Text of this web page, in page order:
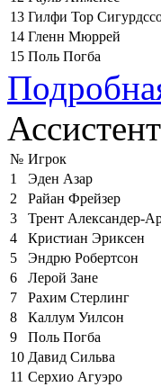
13 Гилфи Тор
14 Гленн Мюррей
15 Поль Погба
№ Игрок
1
Эден Азар
2
Райан Фрейзер
3
Трент Александер-
4
Кристиан Эриксен
5
Эндрю Робертсон
6
Лерой Зане
7
Рахим Стерлинг
8
Каллум Уилсон
9
Поль Погба
10 Давид Сильва
11 Серхио Агуэро